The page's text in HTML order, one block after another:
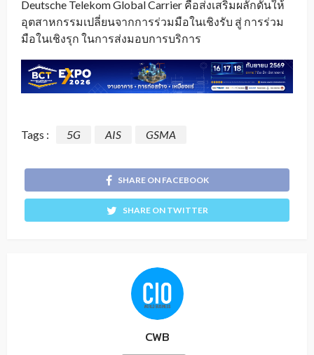
Deutsche Telekom Global Carrier คือส่งเสริมผลักดันให้
อุตสาหกรรมเปลี่ยนจากการร่วมมือในเชิงรับ สู่ การร่วม
มือในเชิงรุก ในการส่งมอบการบริการ
Tags : 5G AIS GSMA
SHARE ON FACEBOOK
SHARE ON TWITTER
CWB